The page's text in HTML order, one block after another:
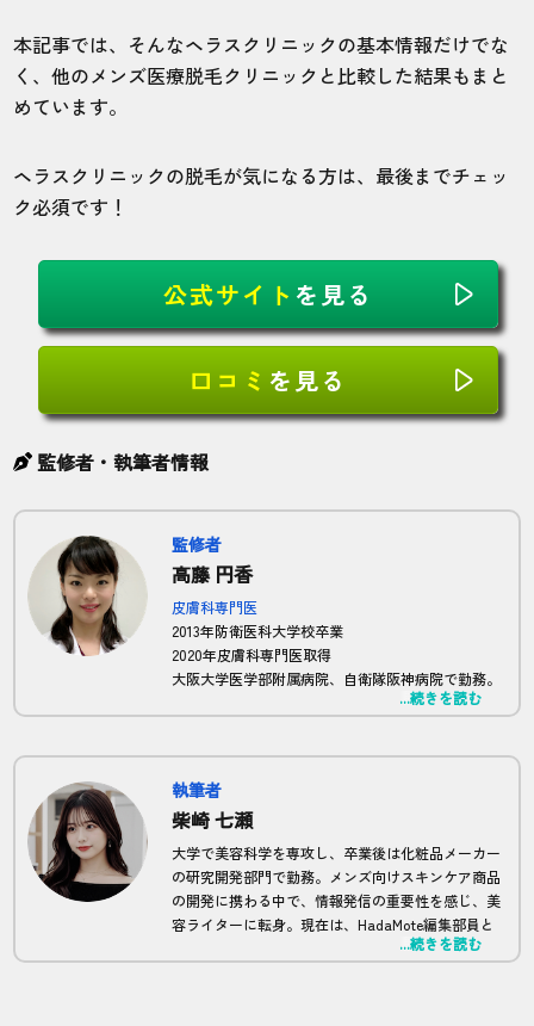
本記事では、そんなヘラスクリニックの基本情報だけでな
く、他のメンズ医療脱毛クリニックと比較した結果もまと
めています。
ヘラスクリニックの脱毛が気になる方は、最後までチェッ
ク必須です！
公式サイト を見る
口コミ を見る
監修者・執筆者情報
監修者
高藤 円香
皮膚科専門医
2013年防衛医科大学校卒業
2020年皮膚科専門医取得
大阪大学医学部附属病院、自衛隊阪神病院で勤務。
現在は正しい脱毛の知識を広めるため、HadaMote
...続きを読む
執筆者
柴崎 七瀬
大学で美容科学を専攻し、卒業後は化粧品メーカー
の研究開発部門で勤務。メンズ向けスキンケア商品
の開発に携わる中で、情報発信の重要性を感じ、美
容ライターに転身。現在は、HadaMote編集部員と
して、科学的根拠に基づいたメンズ脱毛に関する記
...続きを読む